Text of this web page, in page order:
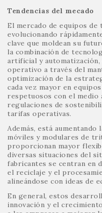
Tendencias del mecado
El mercado de equipos
evolucionando
clave que moldean su
la combinación de
artificial y
operativo a través del
optimización de la
cada vez mayor en
respetuosos con el medio
regulaciones de
tarifas operativas.
Además, está aumentando
móviles y modulares de
proporcionan mayor
diversas situaciones del
fabricantes se centran en
el reciclaje y el
alineándose con ideas de
En general, estos
innovación y el